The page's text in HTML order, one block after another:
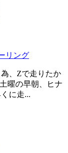
リング
、Zで走りたか
曜の早朝、ヒナ
に走...